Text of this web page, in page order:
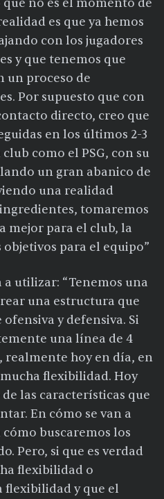
es que ya hemos
con los jugadores
y que tenemos que
un proceso de
Por supuesto que con
directo, creo que
en los últimos 2-3
como el PSG, con su
un gran abanico de
una realidad
tomaremos
mejor para el club, la
para el equipo”
a utilizar: “Tenemos una
una estructura que
y defensiva. Si
una línea de 4
realmente hoy en día, en
flexibilidad. Hoy
las características que
En cómo se van a
buscaremos los
Pero, si que es verdad
flexibilidad o
flexibilidad y que el